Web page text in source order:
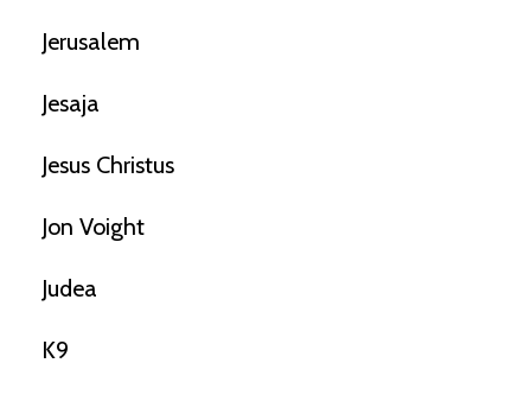
Jerusalem
Jesaja
Jesus Christus
Jon Voight
Judea
K9